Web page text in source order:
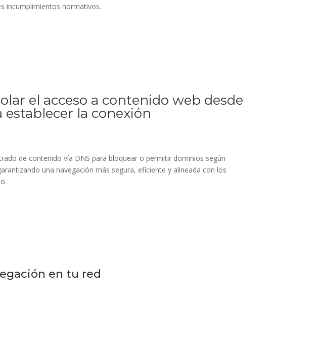
incumplimientos normativos.
el acceso a contenido web desde
la conexión
de contenido vía DNS para bloquear o permitir dominios según
una navegación más segura, eficiente y alineada con los
en tu red